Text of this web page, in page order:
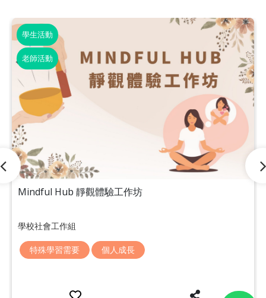
學生活動
老師活動
Mindful Hub 靜觀體驗工作坊
學校社會工作組
特殊學習需要 個人成長